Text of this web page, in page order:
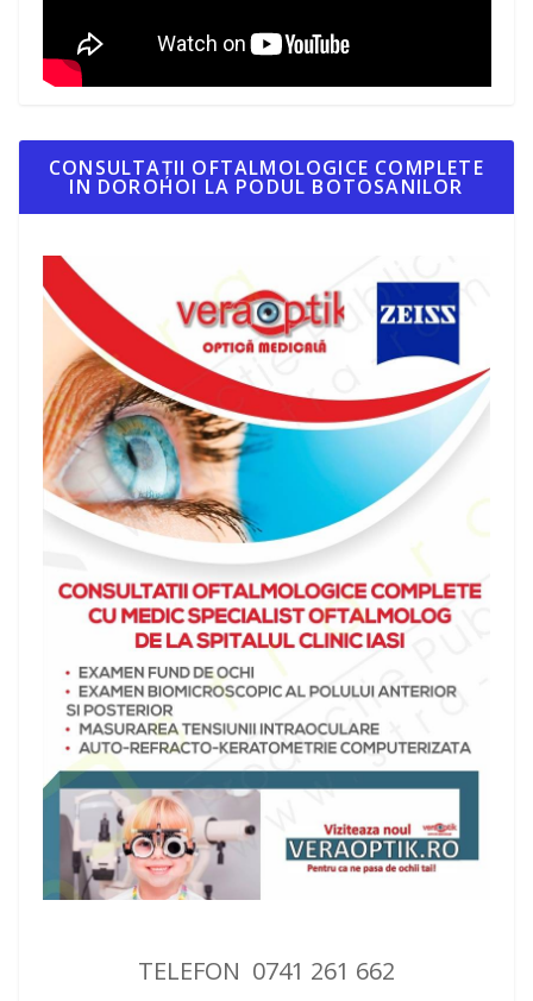
CONSULTAȚII OFTALMOLOGICE COMPLETE
IN DOROHOI LA PODUL BOTOSANILOR
TELEFON 0741 261 662